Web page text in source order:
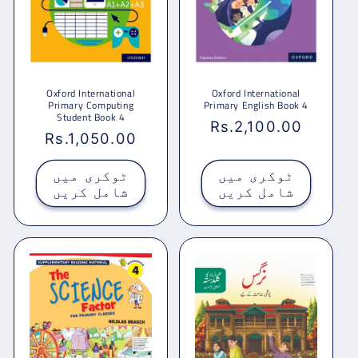
Oxford International
Primary Computing
Student Book 4
باقاعدہ
قیمت
Rs.1,050.00
ٹوکری میں
شامل کریں
Oxford International
Primary English Book 4
باقاعدہ
Rs.2,100.00
ٹوکری میں
شامل کریں